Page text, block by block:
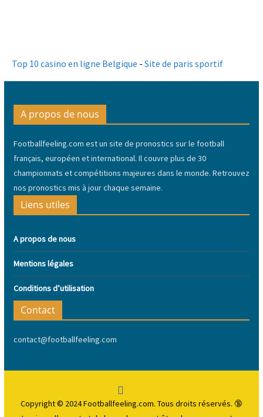
Top 10 casino en ligne Belgique - Site de paris sportif
A propos de nous
Footballfeeling.com est un site de pronostics sur le football
français, européen et international. Il couvre plus de 30
championnats et compétitions majeures dans le monde. Retrouvez
nos pronostics mis à jour chaque semaine.
Liens utiles
A propos de nous
Mentions légales
Conditions d’utilisation
Contact
contact@footballfeeling.com
Copyright © 2024 Footballfeeling.com. Tous droits réservés. 🔞